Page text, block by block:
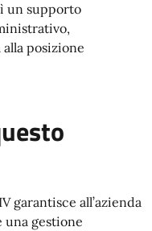
un supporto
posizione
garantisce all’azienda
una gestione